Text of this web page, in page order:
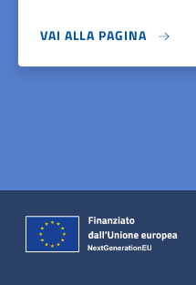
VAI ALLA PAGINA